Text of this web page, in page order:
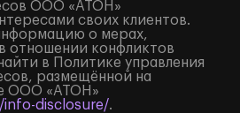
ООО «АТОН»
своих клиентов.
о мерах,
отношении конфликтов
в Политике управления
размещённой на
ООО «АТОН»
disclosure/.